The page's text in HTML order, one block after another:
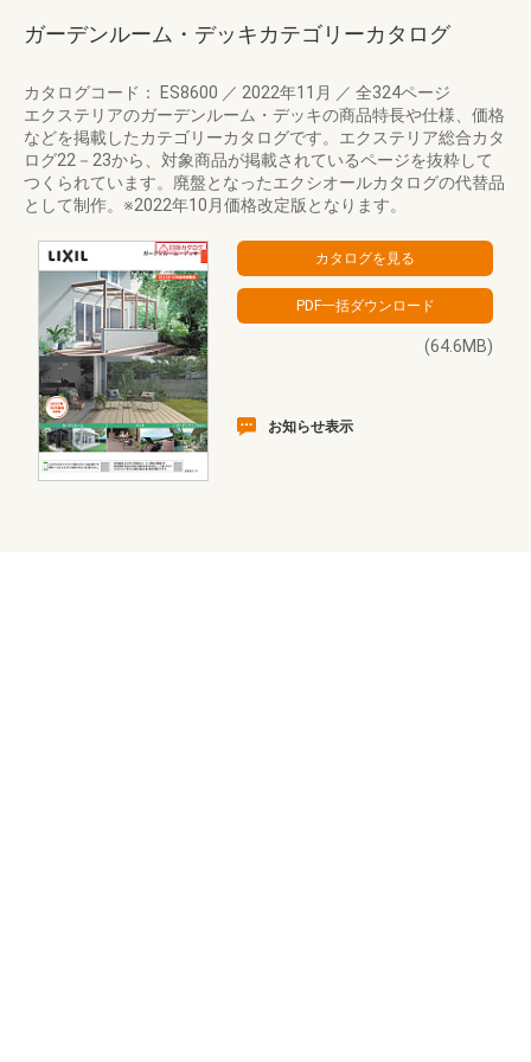
ガーデンルーム・デッキカテゴリーカタログ
カタログコード： ES8600 ／ 2022年11月 ／ 全324ページ
エクステリアのガーデンルーム・デッキの商品特長や仕様、価格
などを掲載したカテゴリーカタログです。エクステリア総合カタ
ログ22－23から、対象商品が掲載されているページを抜粋して
つくられています。廃盤となったエクシオールカタログの代替品
として制作。※2022年10月価格改定版となります。
(64.6MB)
お知らせ表示